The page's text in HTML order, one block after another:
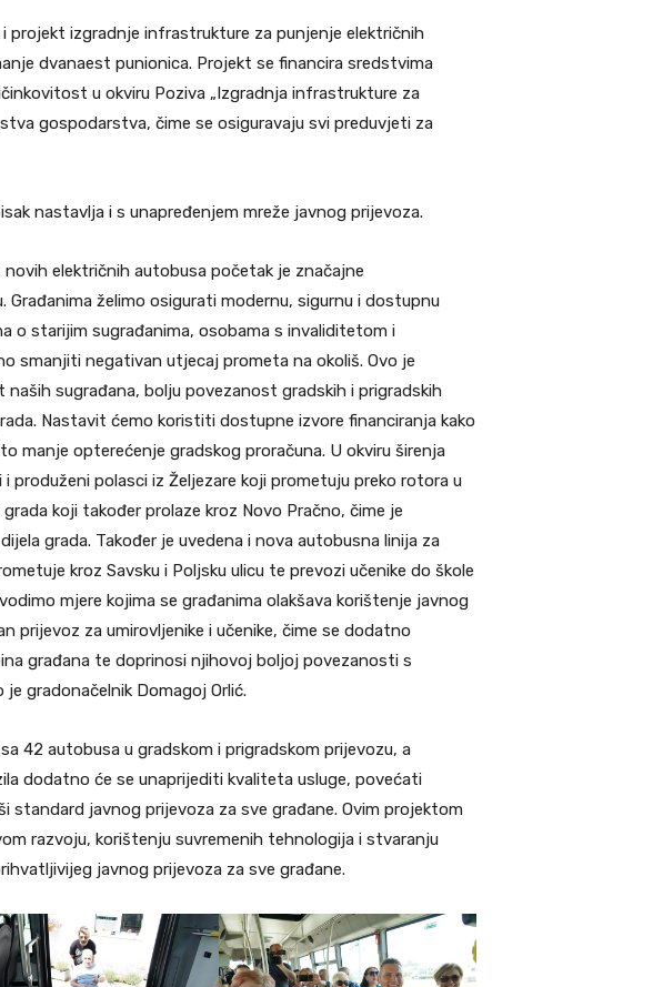
projekt izgradnje infrastrukture za punjenje električnih
dvanaest punionica. Projekt se financira sredstvima
u okviru Poziva „Izgradnja infrastrukture za
gospodarstva, čime se osiguravaju svi preduvjeti za
nastavlja i s unapređenjem mreže javnog prijevoza.
električnih autobusa početak je značajne
želimo osigurati modernu, sigurnu i dostupnu
o starijim sugrađanima, osobama s invaliditetom i
smanjiti negativan utjecaj prometa na okoliš. Ovo je
sugrađana, bolju povezanost gradskih i prigradskih
Nastavit ćemo koristiti dostupne izvore financiranja kako
manje opterećenje gradskog proračuna. U okviru širenja
produženi polasci iz Željezare koji prometuju preko rotora u
koji također prolaze kroz Novo Pračno, čime je
grada. Također je uvedena i nova autobusna linija za
kroz Savsku i Poljsku ulicu te prevozi učenike do škole
mjere kojima se građanima olakšava korištenje javnog
prijevoz za umirovljenike i učenike, čime se dodatno
građana te doprinosi njihovoj boljoj povezanosti s
je gradonačelnik Domagoj Orlić.
42 autobusa u gradskom i prigradskom prijevozu, a
dodatno će se unaprijediti kvaliteta usluge, povećati
javnog prijevoza za sve građane. Ovim projektom
razvoju, korištenju suvremenih tehnologija i stvaranju
javnog prijevoza za sve građane.